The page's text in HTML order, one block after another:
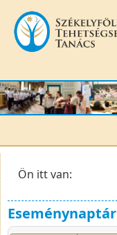
Ön itt van:
Eseménynaptár